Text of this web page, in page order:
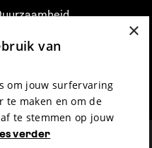
bij FFG
& Disclaimer
×
van
om jouw surfervaring
te maken en om de
te stemmen op jouw
verder